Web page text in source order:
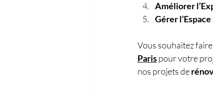
Améliorer
Gérer
Vous souhaitez
Parispour votre
nos projets de